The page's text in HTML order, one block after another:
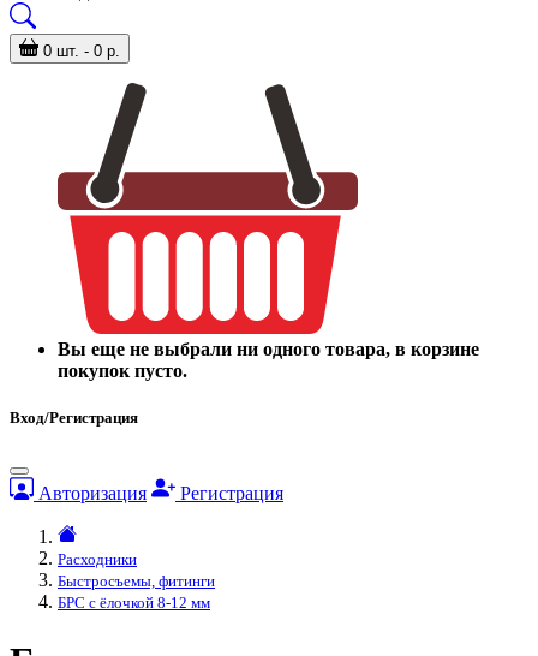
0 шт. - 0 р.
Вы еще не выбрали ни одного товара, в корзине
покупок пусто.
Вход/Регистрация
Авторизация Регистрация
Расходники
Быстросъемы, фитинги
БРС с ёлочкой 8-12 мм